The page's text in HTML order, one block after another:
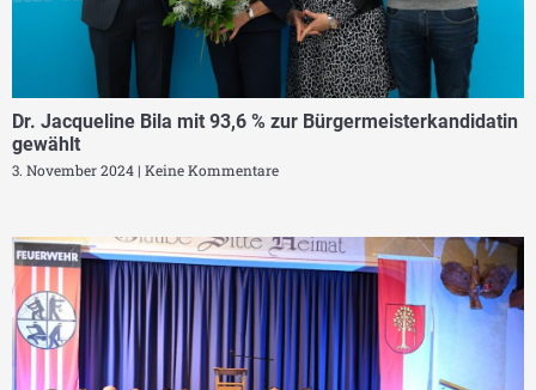
Dr. Jacqueline Bila mit 93,6 % zur Bürgermeisterkandidatin
gewählt
3. November 2024 Keine Kommentare